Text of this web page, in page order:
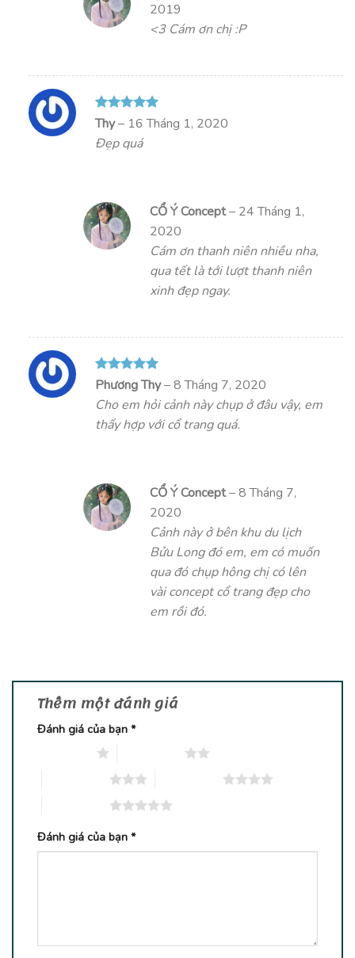
2019
<3 Cám ơn chị :P
Được xếp
hạng
sao
Thy– 16 Tháng 1, 2020
Đẹp quá
CỔ Ý Concept– 24 Tháng 1,
2020
Cám ơn thanh niên nhiều nha,
qua tết là tới lượt thanh niên
xinh đẹp ngay.
Được xếp
55
sao
Phương Thy–8 Tháng 7, 2020
Cho em hỏi cảnh này chụp ở đâu vậy, em
thấy hợp với cổ trang quá.
CỔ Ý Concept– 8 Tháng 7,
2020
Cảnh này ở bên khu du lịch
Bửu Long đó em, em có muốn
qua đó chụp hông chị có lên
vài concept cổ trang đẹp cho
em rồi đó.
Thêm một đánh giá
Đánh giá của bạn *
Đánh giá của bạn *